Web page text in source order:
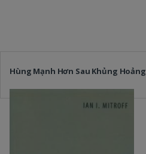
Hùng Mạnh Hơn Sau Khủng Hoảng